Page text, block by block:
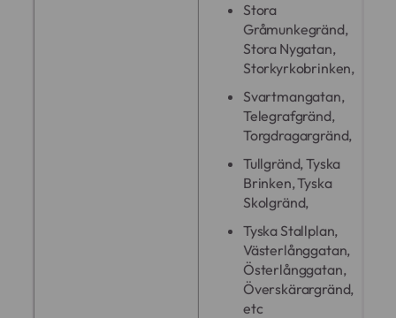
Stora
Gråmunkegränd,
Stora Nygatan,
Storkyrkobrinken,
Svartmangatan,
Telegrafgränd,
Torgdragargränd,
Tullgränd, Tyska
Brinken, Tyska
Skolgränd,
Tyska Stallplan,
Västerlånggatan,
Österlånggatan,
Överskärargränd,
etc